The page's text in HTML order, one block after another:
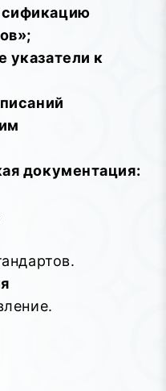
указатели к
документация: